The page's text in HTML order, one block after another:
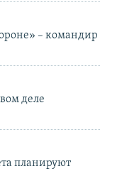
– командир
деле
планируют